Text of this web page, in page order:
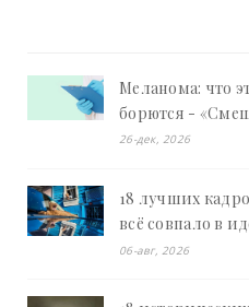
Меланома: что
борются -
26-дек, 2026
18 лучших
всё совпало в
«Смешное»
06-авг, 2026